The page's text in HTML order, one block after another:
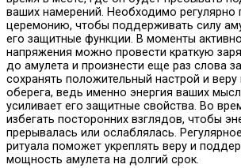
ваших намерений. Необходимо регулярно
церемонию, чтобы поддерживать силу
его защитные функции. В моменты
напряжения можно провести краткую
до амулета и произнести еще раз слова
сохранять положительный настрой и веру
оберега, ведь именно энергия ваших
усиливает его защитные свойства. Во
избегать посторонних взглядов, чтобы
прерывалась или ослаблялась.
ритуала поможет укреплять веру и
мощность амулета на долгий срок.